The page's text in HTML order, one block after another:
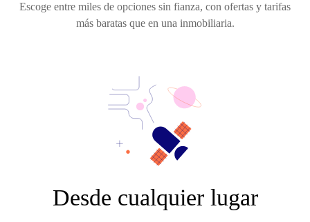
Escoge entre miles de opciones sin fianza, con ofertas y tarifas
más baratas que en una inmobiliaria.
Desde cualquier lugar